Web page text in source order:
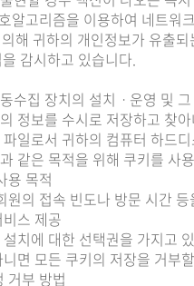
알고리즘을 이용하여 네트워
해 귀하의 개인정보가 유출
감시하고 있습니다.
수집 장치의 설치ㆍ운영 및
정보를 수시로 저장하고 찾
일로서 귀하의 컴퓨터 하드
같은 목적을 위해 쿠키를 사
용 목적
원의 접속 빈도나 방문 시간
스 제공
치에 대한 선택권을 가지고
면 모든 쿠키의 저장을 거부
거부 방법